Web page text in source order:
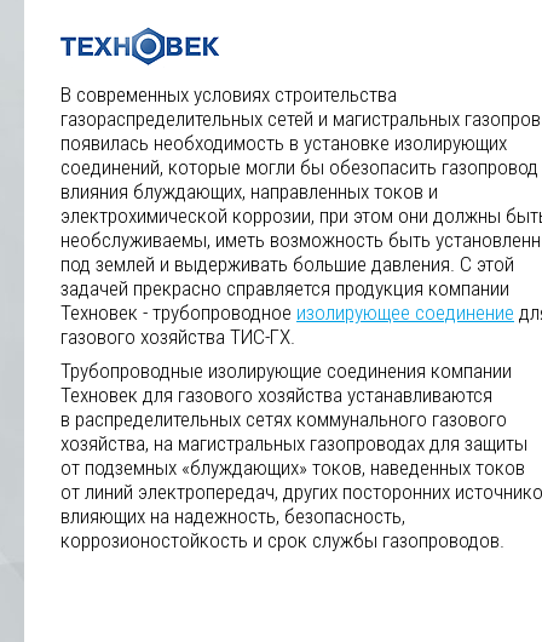
В современных условиях строительства
газораспределительных сетей и магистральных
появилась необходимость в установке изолирующих
соединений, которые могли бы обезопасить
влияния блуждающих, направленных токов и
электрохимической коррозии, при этом они должны
необслуживаемы, иметь возможность быть
под землей и выдерживать большие давления. С этой
задачей прекрасно справляется продукция компании
Техновек - трубопроводное изолирующее соединение
газового хозяйства ТИС-ГХ.
Трубопроводные изолирующие соединения компании
Техновек для газового хозяйства устанавливаются
в распределительных сетях коммунального газового
хозяйства, на магистральных газопроводах для защиты
от подземных «блуждающих» токов, наведенных токов
от линий электропередач, других посторонних
влияющих на надежность, безопасность,
коррозионостойкость и срок службы газопроводов.